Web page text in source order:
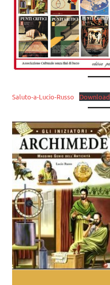
Saluto-a-Lucio-Russo Download